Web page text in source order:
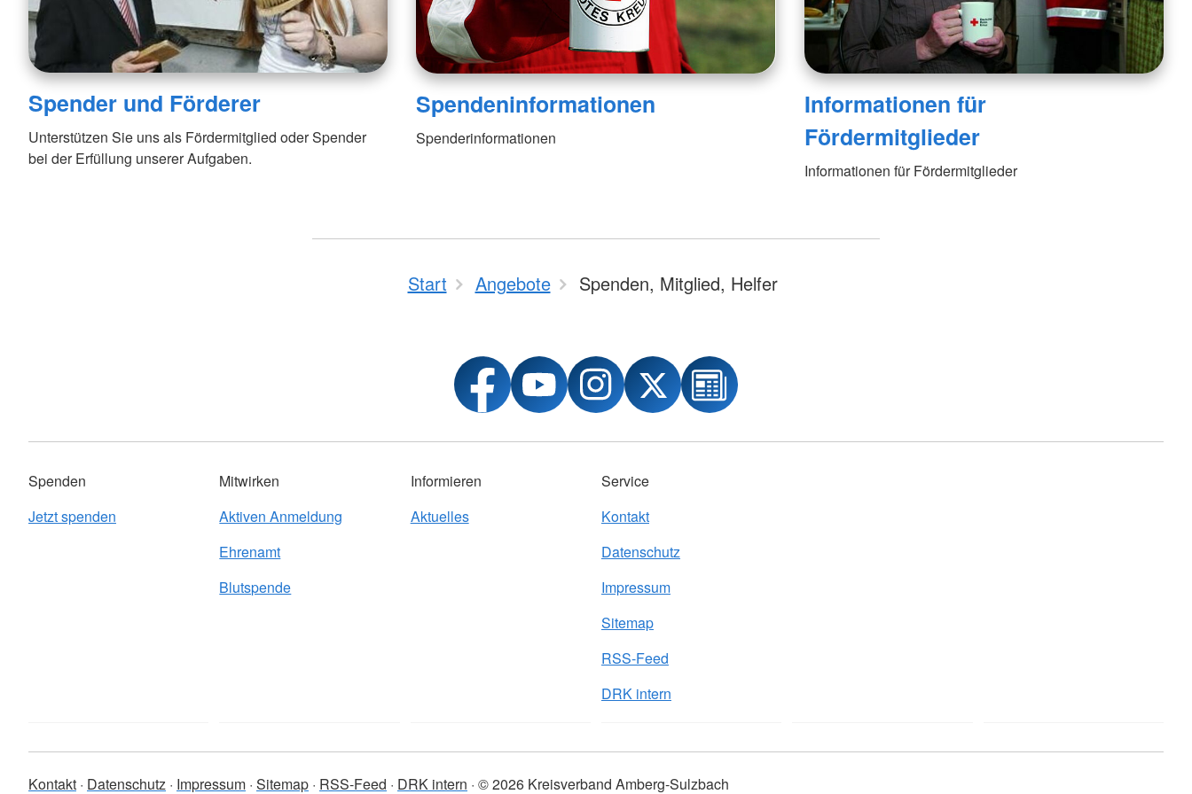
Spender und Förderer
Unterstützen Sie uns als Fördermitglied oder Spender
bei der Erfüllung unserer Aufgaben.
Spendeninformationen
Spenderinformationen
Informationen für
Fördermitglieder
Informationen für Fördermitglieder
Start Angebote Spenden, Mitglied, Helfer
Spenden
Jetzt spenden
Mitwirken
Aktiven Anmeldung
Ehrenamt
Blutspende
Informieren
Aktuelles
Service
Kontakt
Datenschutz
Impressum
Sitemap
RSS-Feed
DRK intern
Kontakt Datenschutz Impressum Sitemap RSS-Feed DRK intern © 2026 Kreisverband Amberg-Sulzbach